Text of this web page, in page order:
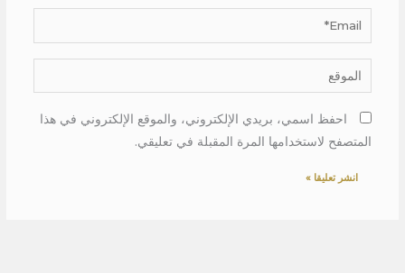
Email*
الموقع
احفظ اسمي، بريدي الإلكتروني، والموقع الإلكتروني في هذا
المتصفح لاستخدامها المرة المقبلة في تعليقي.